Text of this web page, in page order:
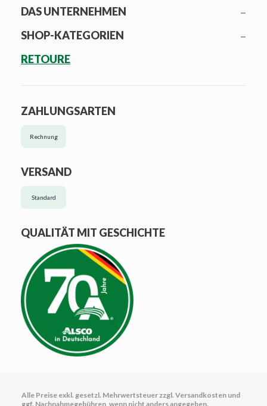
DAS UNTERNEHMEN
SHOP-KATEGORIEN
RETOURE
ZAHLUNGSARTEN
Rechnung
VERSAND
Standard
QUALITÄT MIT GESCHICHTE
Alle Preise exkl. gesetzl. Mehrwertsteuer zzgl. Versandkosten und
ggf. Nachnahmegebühren, wenn nicht anders angegeben.